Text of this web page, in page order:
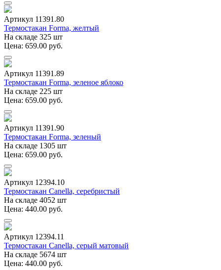
Артикул 11391.80
Термостакан Forma, желтый
На складе 325 шт
Цена: 659.00 руб.
Артикул 11391.89
Термостакан Forma, зеленое яблоко
На складе 225 шт
Цена: 659.00 руб.
Артикул 11391.90
Термостакан Forma, зеленый
На складе 1305 шт
Цена: 659.00 руб.
Артикул 12394.10
Термостакан Canella, серебристый
На складе 4052 шт
Цена: 440.00 руб.
Артикул 12394.11
Термостакан Canella, серый матовый
На складе 5674 шт
Цена: 440.00 руб.